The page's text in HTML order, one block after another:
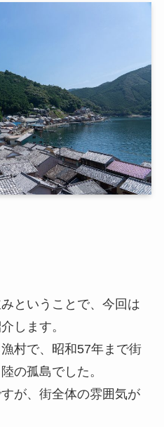
ということで、今回は
します。
村で、昭和57年まで街
の孤島でした。
が、街全体の雰囲気が